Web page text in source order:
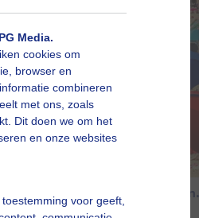
Media.
cookies om
browser en
combineren
met ons, zoals
Dit doen we om het
en onze websites
voor geeft,
hutje mutje naast elkaar staan.